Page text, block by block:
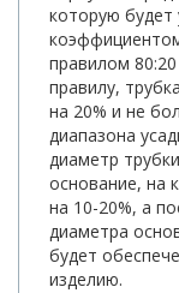
которую будет
правилом
правилу,
на 20% и не
диапазона
диаметр
основание, на
на 10-20%, а
диаметра
будет
изделию.